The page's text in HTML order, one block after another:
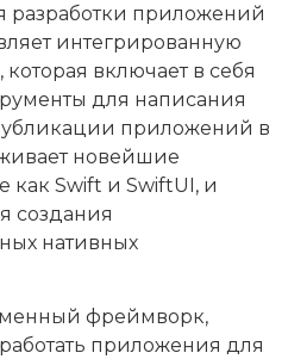
разработки приложений
интегрированную
включает в себя
для написания
приложений в
новейшие
как Swift и SwiftUI, и
создания
нативных
фреймворк,
приложения для